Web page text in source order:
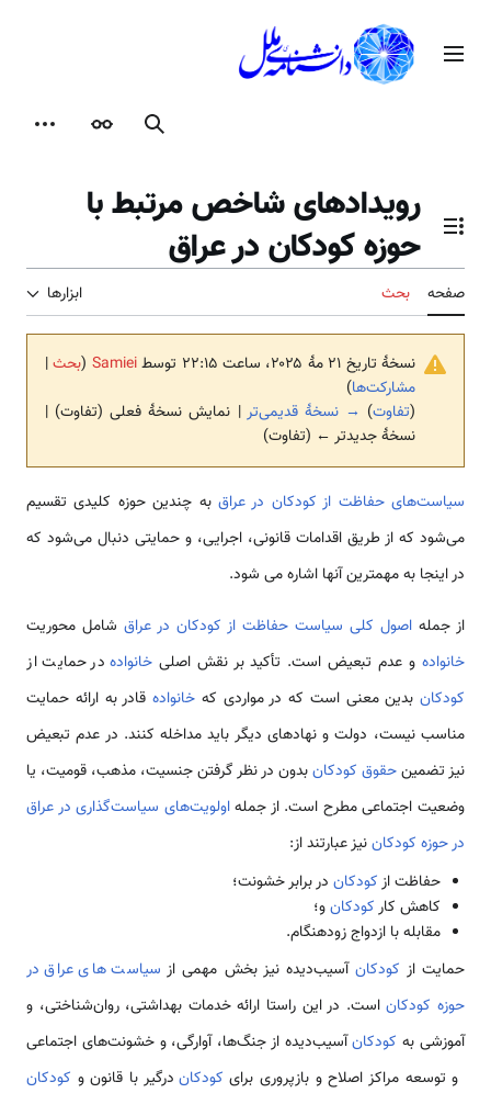
محتوامنوی اصلی
جستجوظاهر
تغییر وضعیت فهرست محتویات
رویدادهای شاخص مرتبط با
حوزه کودکان در عراق
صفحه بحث ابزارها
نسخهٔ تاریخ ‏۲۱ مهٔ ۲۰۲۵، ساعت ۲۲:۱۵ توسط Samiei
(بحث|
مشارکت‌ها)
(تفاوت) → نسخهٔ قدیمی‌تر | نمایش نسخهٔ فعلی (تفاوت) |
نسخهٔ جدیدتر ← (تفاوت)
سیاست‌های حفاظت از کودکان در عراق به چندین حوزه کلیدی تقسیم
می‌شود که از طریق اقدامات قانونی، اجرایی، و حمایتی دنبال می‌شود که
در اینجا به مهمترین آنها اشاره می­ شود.
از جمله اصول کلی سیاست حفاظت از کودکان در عراق شامل محوریت
خانواده و عدم تبعیض است. تأکید بر نقش اصلیخانواده در حمایت از
کودکان بدین معنی است که در مواردی که خانواده قادر به ارائه حمایت
مناسب نیست، دولت و نهادهای دیگر باید مداخله کنند. در عدم تبعیض
نیز تضمینحقوق کودکانبدون در نظر گرفتن جنسیت، مذهب، قومیت، یا
وضعیت اجتماعی مطرح است. از جملهاولویت‌های سیاست‌گذاری در عراق
در حوزه کودکاننیز عبارتند از:
حفاظت ازکودکان در برابر خشونت؛
کاهش کارکودکانو؛
مقابله با ازدواج زودهنگام.
حمایت از کودکانآسیب‌دیده نیز بخش مهمی از سیاست های عراق در
حوزه کودکاناست. در این راستا ارائه خدمات بهداشتی، روان‌شناختی، و
آموزشی به کودکانآسیب‌دیده از جنگ‌ها، آوارگی، و خشونت‌های اجتماعی
و توسعه مراکز اصلاح و بازپروری برای کودکان درگیر با قانون و کودکان